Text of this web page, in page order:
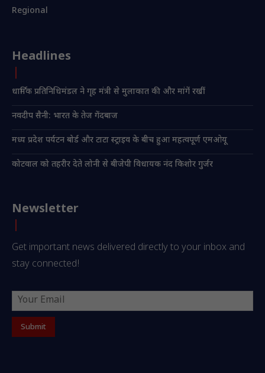
Regional
Headlines
धार्मिक प्रतिनिधिमंडल ने गृह मंत्री से मुलाकात की और मांगें रखीं
नवदीप सैनी: भारत के तेज गेंदबाज
मध्य प्रदेश पर्यटन बोर्ड और टाटा स्ट्राइव के बीच हुआ महत्वपूर्ण एमओयू
कोटवाल को तहरीर देते लोनी से बीजेपी विधायक नंद किशोर गुर्जर
Newsletter
Get important news delivered directly to your inbox and
stay connected!